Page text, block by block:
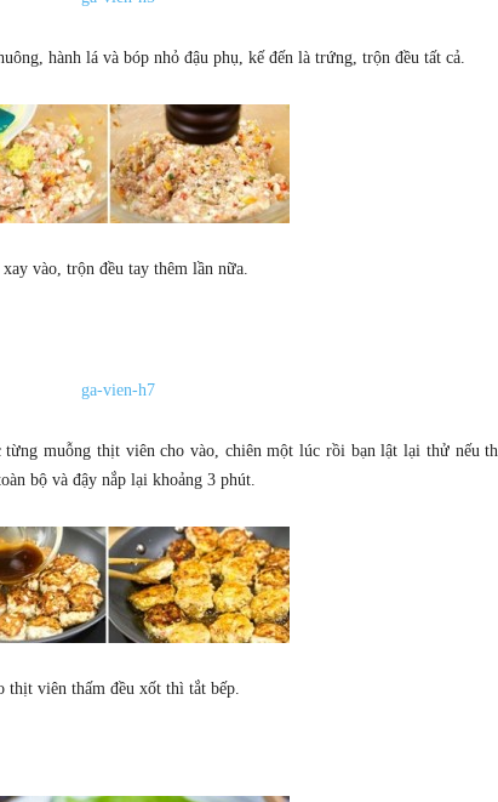
hành lá và bóp nhỏ đậu phụ, kế đến là trứng, trộn đều tất cả.
vào, trộn đều tay thêm lần nữa.
từng muỗng thịt viên cho vào, chiên một lúc rồi bạn lật lại thử nếu
bộ và đậy nắp lại khoảng 3 phút.
thịt viên thấm đều xốt thì tắt bếp.